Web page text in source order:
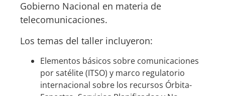
Gobierno Nacional en materia de
telecomunicaciones.
Los temas del taller incluyeron:
Elementos básicos sobre comunicaciones
por satélite (ITSO) y marco regulatorio
internacional sobre los recursos Órbita-